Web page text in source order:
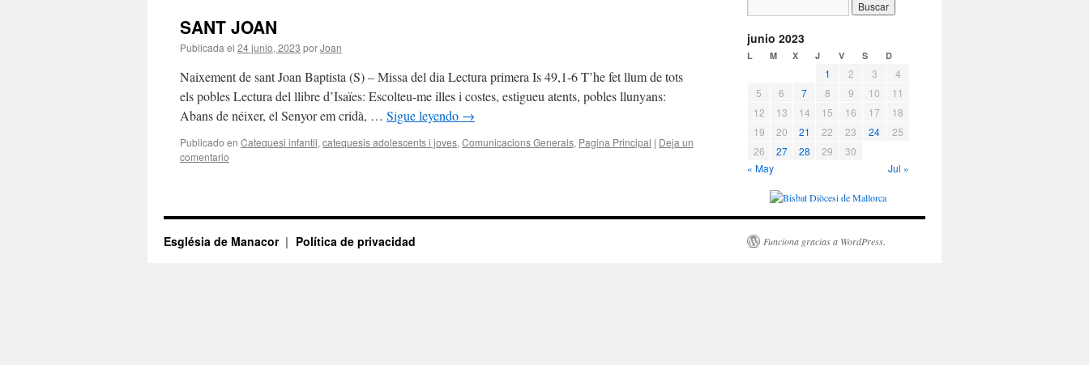
SANT JOAN
Publicada el 24 junio, 2023 porJoan
Naixement de sant Joan Baptista (S) – Missa del dia Lectura primera Is 49,1-6 T’he fet llum de tots
els pobles Lectura del llibre d’Isaïes: Escolteu-me illes i costes, estigueu atents, pobles llunyans:
Abans de néixer, el Senyor em cridà, … Sigue leyendo →
Publicado en Catequesi infantil, catequesis adolescents i joves, Comunicacions Generals, Pagina Principal | Deja un
comentario
junio 2023
L M X J V S D
1 2 3
4
5
6 7 8 9 10
11
12
13 14 15 16 17
18
19
20 21 22 23 24
25
26
27 28 29
30
« May
Jul »
Església de Manacor Política de privacidad Funciona gracias a WordPress.